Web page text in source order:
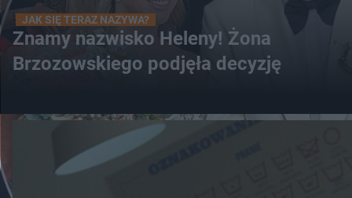
JAK SIĘ TERAZ NAZYWA?
Znamy nazwisko Heleny! Żona
Brzozowskiego podjęła decyzję